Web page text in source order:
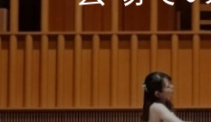
聴衆 の